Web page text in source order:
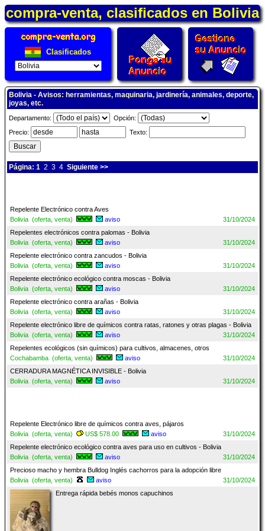
compra-venta, clasificados en Bolivia
Clasificados
Bolivia - Avisos: herramientas, maquinaria, jardinería, animales, deporte,
joyas, etc.
Departamento:
Opción:
Precio:
Texto:
Página: 1 2 3 4 Siguiente >>
Repelente Electrónico contra Aves
Bolivia (oferta, venta)
aviso
31/10/2024
Repelentes electrónicos contra palomas - Bolivia
Bolivia (oferta, venta)
aviso
31/10/2024
Repelente electrónico contra zancudos - Bolivia
Bolivia (oferta, venta)
aviso
31/10/2024
Repelente electrónico ecológico contra moscas - Bolivia
Bolivia (oferta, venta)
aviso
31/10/2024
Repelente electrónico contra arañas - Bolivia
Bolivia (oferta, venta)
aviso
31/10/2024
Repelente electrónico libre de químicos contra ratas, ratones y otras plagas - Bolivia
Bolivia (oferta, venta)
aviso
31/10/2024
Repelentes ecológicos (sin químicos) para cultivos, almacenes, otros
Cochabamba (oferta, venta)
aviso
31/10/2024
CERRADURA MAGNÉTICA INVISIBLE - Bolivia
Bolivia (oferta, venta)
aviso 31/10/2024
Repelente Electrónico libre de químicos contra aves, pájaros
Bolivia (oferta, venta)
US$ 578.00 aviso
31/10/2024
Repelente electrónico ecológico contra aves para uso en cultivos - Bolivia
Bolivia (oferta, venta)
aviso
31/10/2024
Precioso macho y hembra Bulldog Inglés cachorros para la adopción libre
Bolivia (oferta, venta)
aviso
31/10/2024
Entrega rápida bebés monos capuchinos